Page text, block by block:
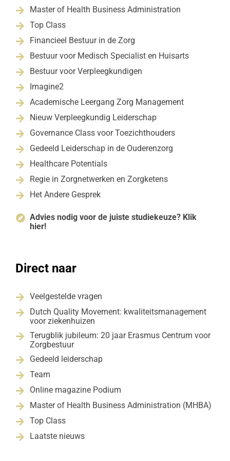
 Master of Health Business Administration
 Top Class
 Financieel Bestuur in de Zorg
 Bestuur voor Medisch Specialist en Huisarts
 Bestuur voor Verpleegkundigen
 Imagine2
 Academische Leergang Zorg Management
 Nieuw Verpleegkundig Leiderschap
 Governance Class voor Toezichthouders
 Gedeeld Leiderschap in de Ouderenzorg
 Healthcare Potentials
 Regie in Zorgnetwerken en Zorgketens
 Het Andere Gesprek
 Advies nodig voor de juiste studiekeuze? Klik
hier!
Direct naar
 Veelgestelde vragen

Dutch Quality Movement: kwaliteitsmanagement
voor ziekenhuizen

Terugblik jubileum: 20 jaar Erasmus Centrum voor
Zorgbestuur
 Gedeeld leiderschap
 Team
 Online magazine Podium
 Master of Health Business Administration (MHBA)
 Top Class
 Laatste nieuws